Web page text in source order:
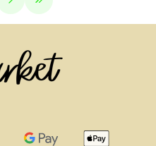
Przejdź do ostatniej strony z